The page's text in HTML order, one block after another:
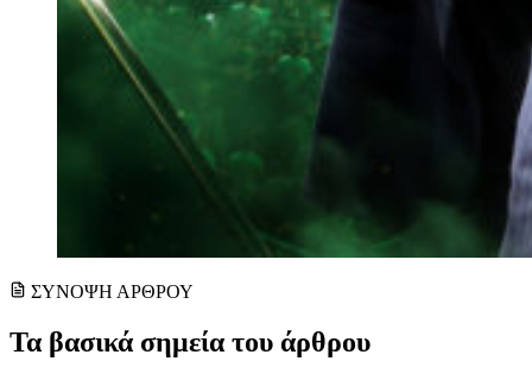
ΣΥΝΟΨΗ ΑΡΘΡΟΥ
Τα βασικά σημεία του άρθρου